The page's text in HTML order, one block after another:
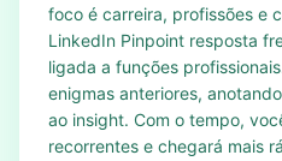
foco é carreira, profissões e
LinkedIn Pinpoint resposta
ligada a funções
enigmas anteriores,
ao insight. Com o tempo,
recorrentes e chegará mais